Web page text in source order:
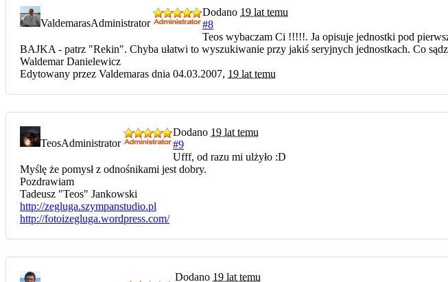
ValdemarasAdministrator
Dodano 19 lat temu
#8
Teos wybaczam Ci !!!!!. Ja opisuje jednostki pod
BAJKA - patrz "Rekin". Chyba ułatwi to wyszukiwanie przy jakiś seryjnych jednostkach. Co
Waldemar Danielewicz
Edytowany przez Valdemaras dnia 04.03.2007, 19 lat temu
TeosAdministrator
Dodano 19 lat temu
#9
Ufff, od razu mi ulżyło :D
Myślę że pomysł z odnośnikami jest dobry.
Pozdrawiam
Tadeusz "Teos" Jankowski
http://zegluga.szympanstudio.pl
http://fotoizegluga.wordpress.com/
Dodano 19 lat temu